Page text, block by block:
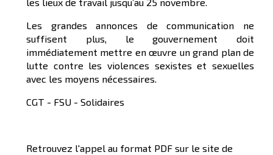
Les grandes annonces de communication ne
suffisent plus, le gouvernement doit
immédiatement mettre en œuvre un grand plan de
lutte contre les violences sexistes et sexuelles
avec les moyens nécessaires.
CGT - FSU - Solidaires
Retrouvez l'appel au format PDF sur le site de